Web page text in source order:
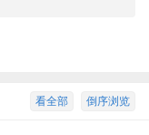
倒序浏览
看全部